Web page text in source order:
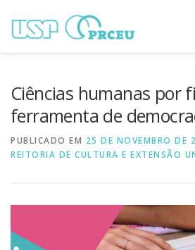
para
Ciências humanas por
ferramenta de
PUBLICADO EM 25 DE NOVEMBRO DE
REITORIA DE CULTURA E EXTENSÃO